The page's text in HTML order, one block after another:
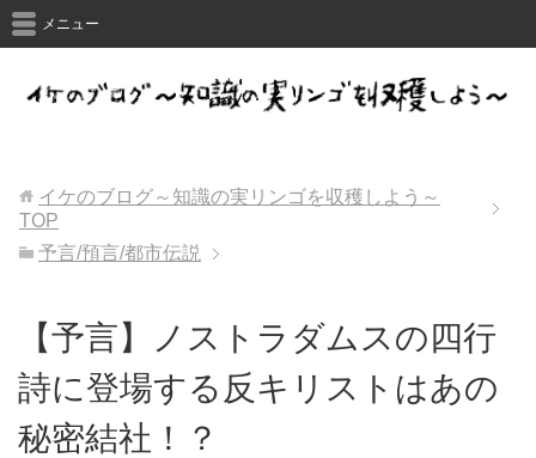
メニュー
イケのブログ～知識の実リンゴを収穫しよう～
TOP
予言/預言/都市伝説
【予言】ノストラダムスの四行
詩に登場する反キリストはあの
秘密結社！？